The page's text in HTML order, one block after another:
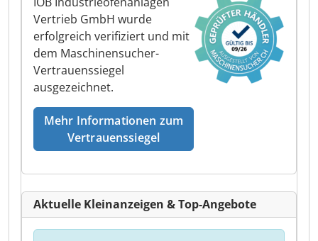
Vertrieb GmbH wurde
erfolgreich verifiziert und mit
dem Maschinensucher-
Vertrauenssiegel
ausgezeichnet.
Mehr Informationen zum
Vertrauenssiegel
Aktuelle Kleinanzeigen & Top-Angebote